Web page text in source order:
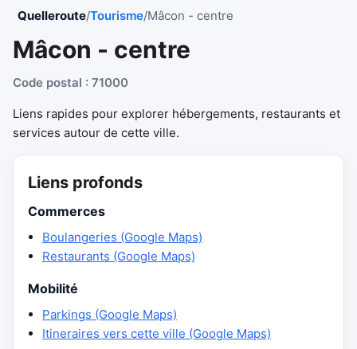
Quelleroute/Tourisme/Mâcon - centre
Mâcon - centre
Code postal : 71000
Liens rapides pour explorer hébergements, restaurants et
services autour de cette ville.
Liens profonds
Commerces
Boulangeries (Google Maps)
Restaurants (Google Maps)
Mobilité
Parkings (Google Maps)
Itineraires vers cette ville (Google Maps)